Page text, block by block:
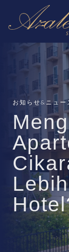
お知らせ&ニュー